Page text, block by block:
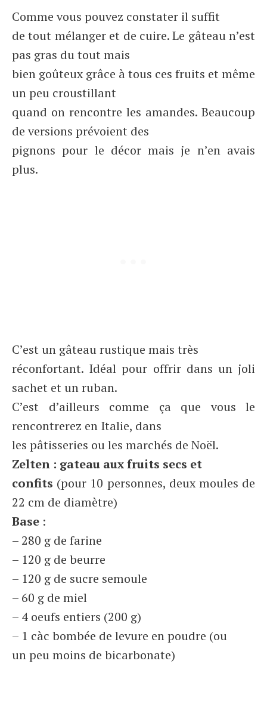
Comme vous pouvez constater il suffit
de tout mélanger et de cuire. Le gâteau n’est
pas gras du tout mais
bien goûteux grâce à tous ces fruits et même
un peu croustillant
quand on rencontre les amandes. Beaucoup
de versions prévoient des
pignons pour le décor mais je n’en avais
plus.
C’est un gâteau rustique mais très
réconfortant. Idéal pour offrir dans un joli
sachet et un ruban.
C’est d’ailleurs comme ça que vous le
rencontrerez en Italie, dans
les pâtisseries ou les marchés de Noël.
Zelten : gateau aux fruits secs et
confits (pour 10 personnes, deux moules de
22 cm de diamètre)
Base :
– 280 g de farine
– 120 g de beurre
– 120 g de sucre semoule
– 60 g de miel
– 4 oeufs entiers (200 g)
– 1 càc bombée de levure en poudre (ou
un peu moins de bicarbonate)